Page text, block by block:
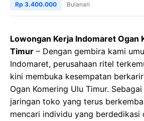
Rp 3.400.000 Bulanan
Lowongan Kerja Indomaret Ogan
Timur – Dengan gembira kami
Indomaret, perusahaan ritel
kini membuka kesempatan
Ogan Komering Ulu Timur.
jaringan toko yang terus
mencari individu yang berdedikasi